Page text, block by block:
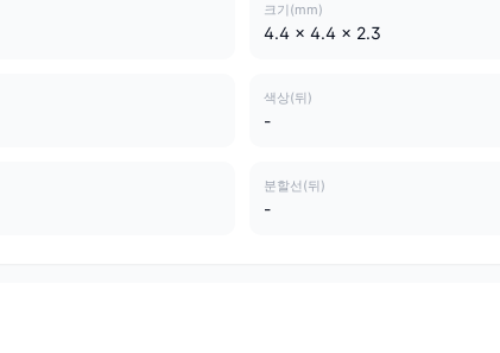
크기(mm)
4.4 x 4.4 x 2.3
색상(뒤)
-
분할선(뒤)
-